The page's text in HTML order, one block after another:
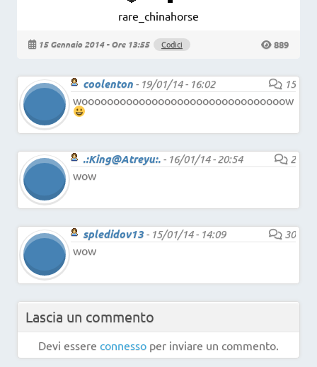
rare_chinahorse
15 Gennaio 2014 - Ore 13:55 Codici 889
coolenton - 19/01/14 - 16:02
15
woooooooooooooooooooooooooooooooow
.:King@Atreyu:. - 16/01/14 - 20:54
2
wow
spledidov13 - 15/01/14 - 14:09
30
wow
Lascia un commento
Devi essere connesso per inviare un commento.